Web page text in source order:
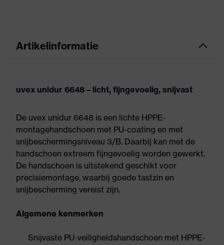
Artikelinformatie
uvex unidur 6648 – licht, fijngevoelig, snijvast
De uvex unidur 6648 is een lichte HPPE-
montagehandschoen met PU-coating en met
snijbeschermingsniveau 3/B. Daarbij kan met de
handschoen extreem fijngevoelig worden gewerkt.
De handschoen is uitstekend geschikt voor
precisiemontage, waarbij goede tastzin en
snijbescherming vereist zijn.
Algemene kenmerken
Snijvaste PU-veiligheidshandschoen met HPPE-